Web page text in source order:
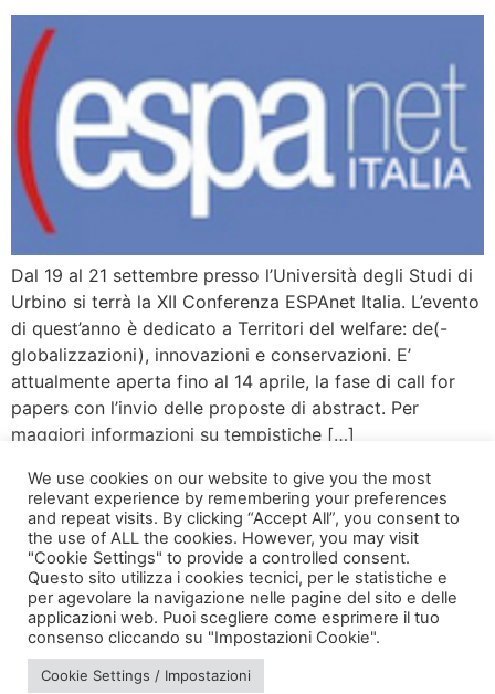
Dal 19 al 21 settembre presso l’Università degli Studi di
Urbino si terrà la XII Conferenza ESPAnet Italia. L’evento
di quest’anno è dedicato a Territori del welfare: de(-
globalizzazioni), innovazioni e conservazioni. E’
attualmente aperta fino al 14 aprile, la fase di call for
papers con l’invio delle proposte di abstract. Per
maggiori informazioni su tempistiche […]
via Bonardi, 3
20133 Milano
We use cookies on our website to give you the most
relevant experience by remembering your preferences
and repeat visits. By clicking “Accept All”, you consent to
the use of ALL the cookies. However, you may visit
"Cookie Settings" to provide a controlled consent.
Questo sito utilizza i cookies tecnici, per le statistiche e
per agevolare la navigazione nelle pagine del sito e delle
applicazioni web. Puoi scegliere come esprimere il tuo
consenso cliccando su "Impostazioni Cookie".
Cookie Settings / Impostazioni